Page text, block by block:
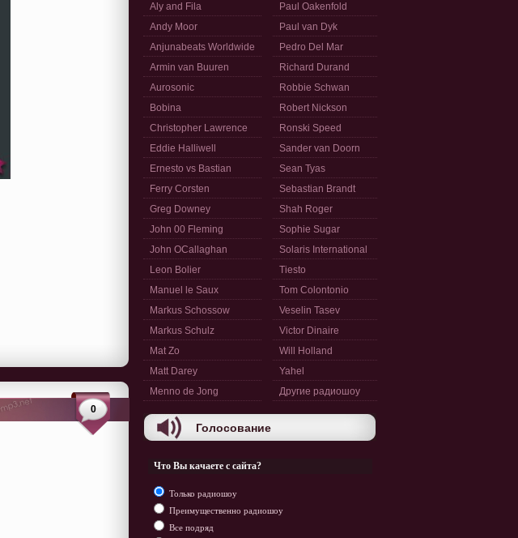
0
Aly and Fila
Andy Moor
Anjunabeats Worldwide
Armin van Buuren
Aurosonic
Bobina
Christopher Lawrence
Eddie Halliwell
Ernesto vs Bastian
Ferry Corsten
Greg Downey
John 00 Fleming
John OCallaghan
Leon Bolier
Manuel le Saux
Markus Schossow
Markus Schulz
Mat Zo
Matt Darey
Menno de Jong
Paul Oakenfold
Paul van Dyk
Pedro Del Mar
Richard Durand
Robbie Schwan
Robert Nickson
Ronski Speed
Sander van Doorn
Sean Tyas
Sebastian Brandt
Shah Roger
Sophie Sugar
Solaris International
Tiesto
Tom Colontonio
Veselin Tasev
Victor Dinaire
Will Holland
Yahel
Другие радиошоу
Голосование
Что Вы качаете с сайта?
Только радиошоу
Преимущественно радиошоу
Все подряд